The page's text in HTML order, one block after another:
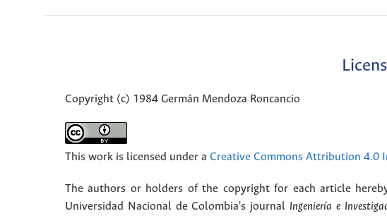
Copyright (c) 1984 Germán Mendoza Roncancio
This work is licensed under a Creative Commons Attribution 4.0
The authors or holders of the copyright for each article
Universidad Nacional de Colombia's journal Ingeniería e